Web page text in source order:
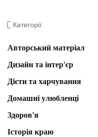
Категорії
Авторський матеріал
Дизайн та інтер'єр
Дієти та харчування
Домашні улюбленці
Здоров'я
Історія краю